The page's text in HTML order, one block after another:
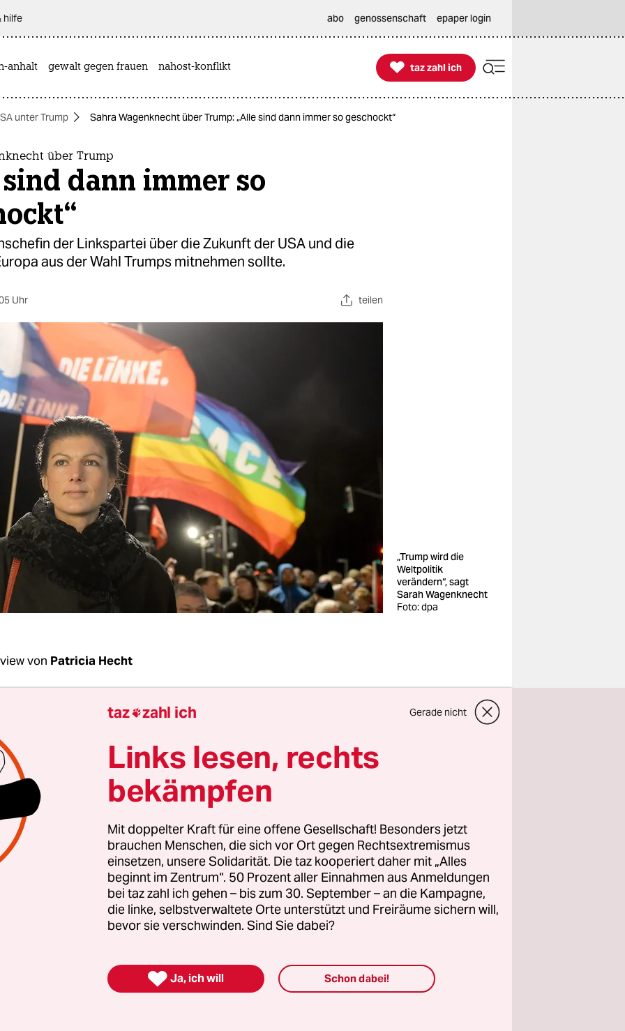
hilfe abo genossenschaft epaper login
anhalt gewalt gegen frauen nahost-konflikt 
taz zahl ich
taz zahl ich
unter Trump Sahra Wagenknecht über Trump: „Alle sind dann immer so geschockt“
über Trump
dann immer so
der Linkspartei über die Zukunft der USA und die
aus der Wahl Trumps mitnehmen sollte.
Uhr teilen
„Trump wird die
Weltpolitik
verändern“, sagt
Sarah Wagenknecht
Foto: dpa
von Patricia Hecht
was bedeutet der Wahlsieg von Donald
Rest der Welt?
Es ist davon auszugehen, dass Donald Trump als
Weltpolitik verändern wird. Allerdings ist er dabei relativ
Auf der einen Seite hat er im Wahlkampf martialische
zum Beispiel, dass Atomwaffen dazu da sind, auch
zu werden. Da kann einem natürlich angst und bange
der anderen Seite hat er sich von Clinton abgesetzt und
mehr Kooperation, keine neuen Kriege. Letzten Endes
seinem Stab ab. Es ist ja noch unklar, wer etwa
es im Vorfeld diverse Ankündigungen, zum Beispiel
taz zahl ich Gerade nicht
Links lesen, rechts
bekämpfen
Mit doppelter Kraft für eine offene Gesellschaft! Besonders jetzt
brauchen Menschen, die sich vor Ort gegen Rechtsextremismus
einsetzen, unsere Solidarität. Die taz kooperiert daher mit „Alles
beginnt im Zentrum“. 50 Prozent aller Einnahmen aus Anmeldungen
bei taz zahl ich gehen – bis zum 30. September – an die Kampagne,
die linke, selbstverwaltete Orte unterstützt und Freiräume sichern will,
bevor sie verschwinden. Sind Sie dabei?
 Ja, ich will Schon dabei!